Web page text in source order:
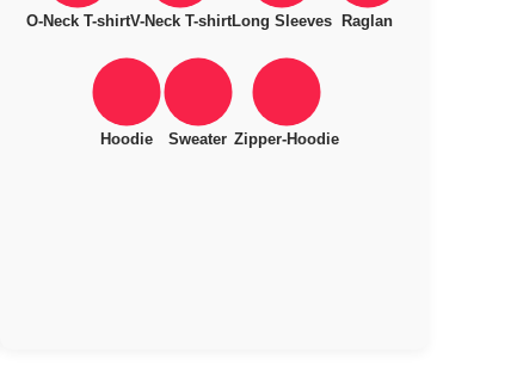
O-Neck T-shirtV-Neck T-shirtLong Sleeves Raglan
Hoodie Sweater Zipper-Hoodie